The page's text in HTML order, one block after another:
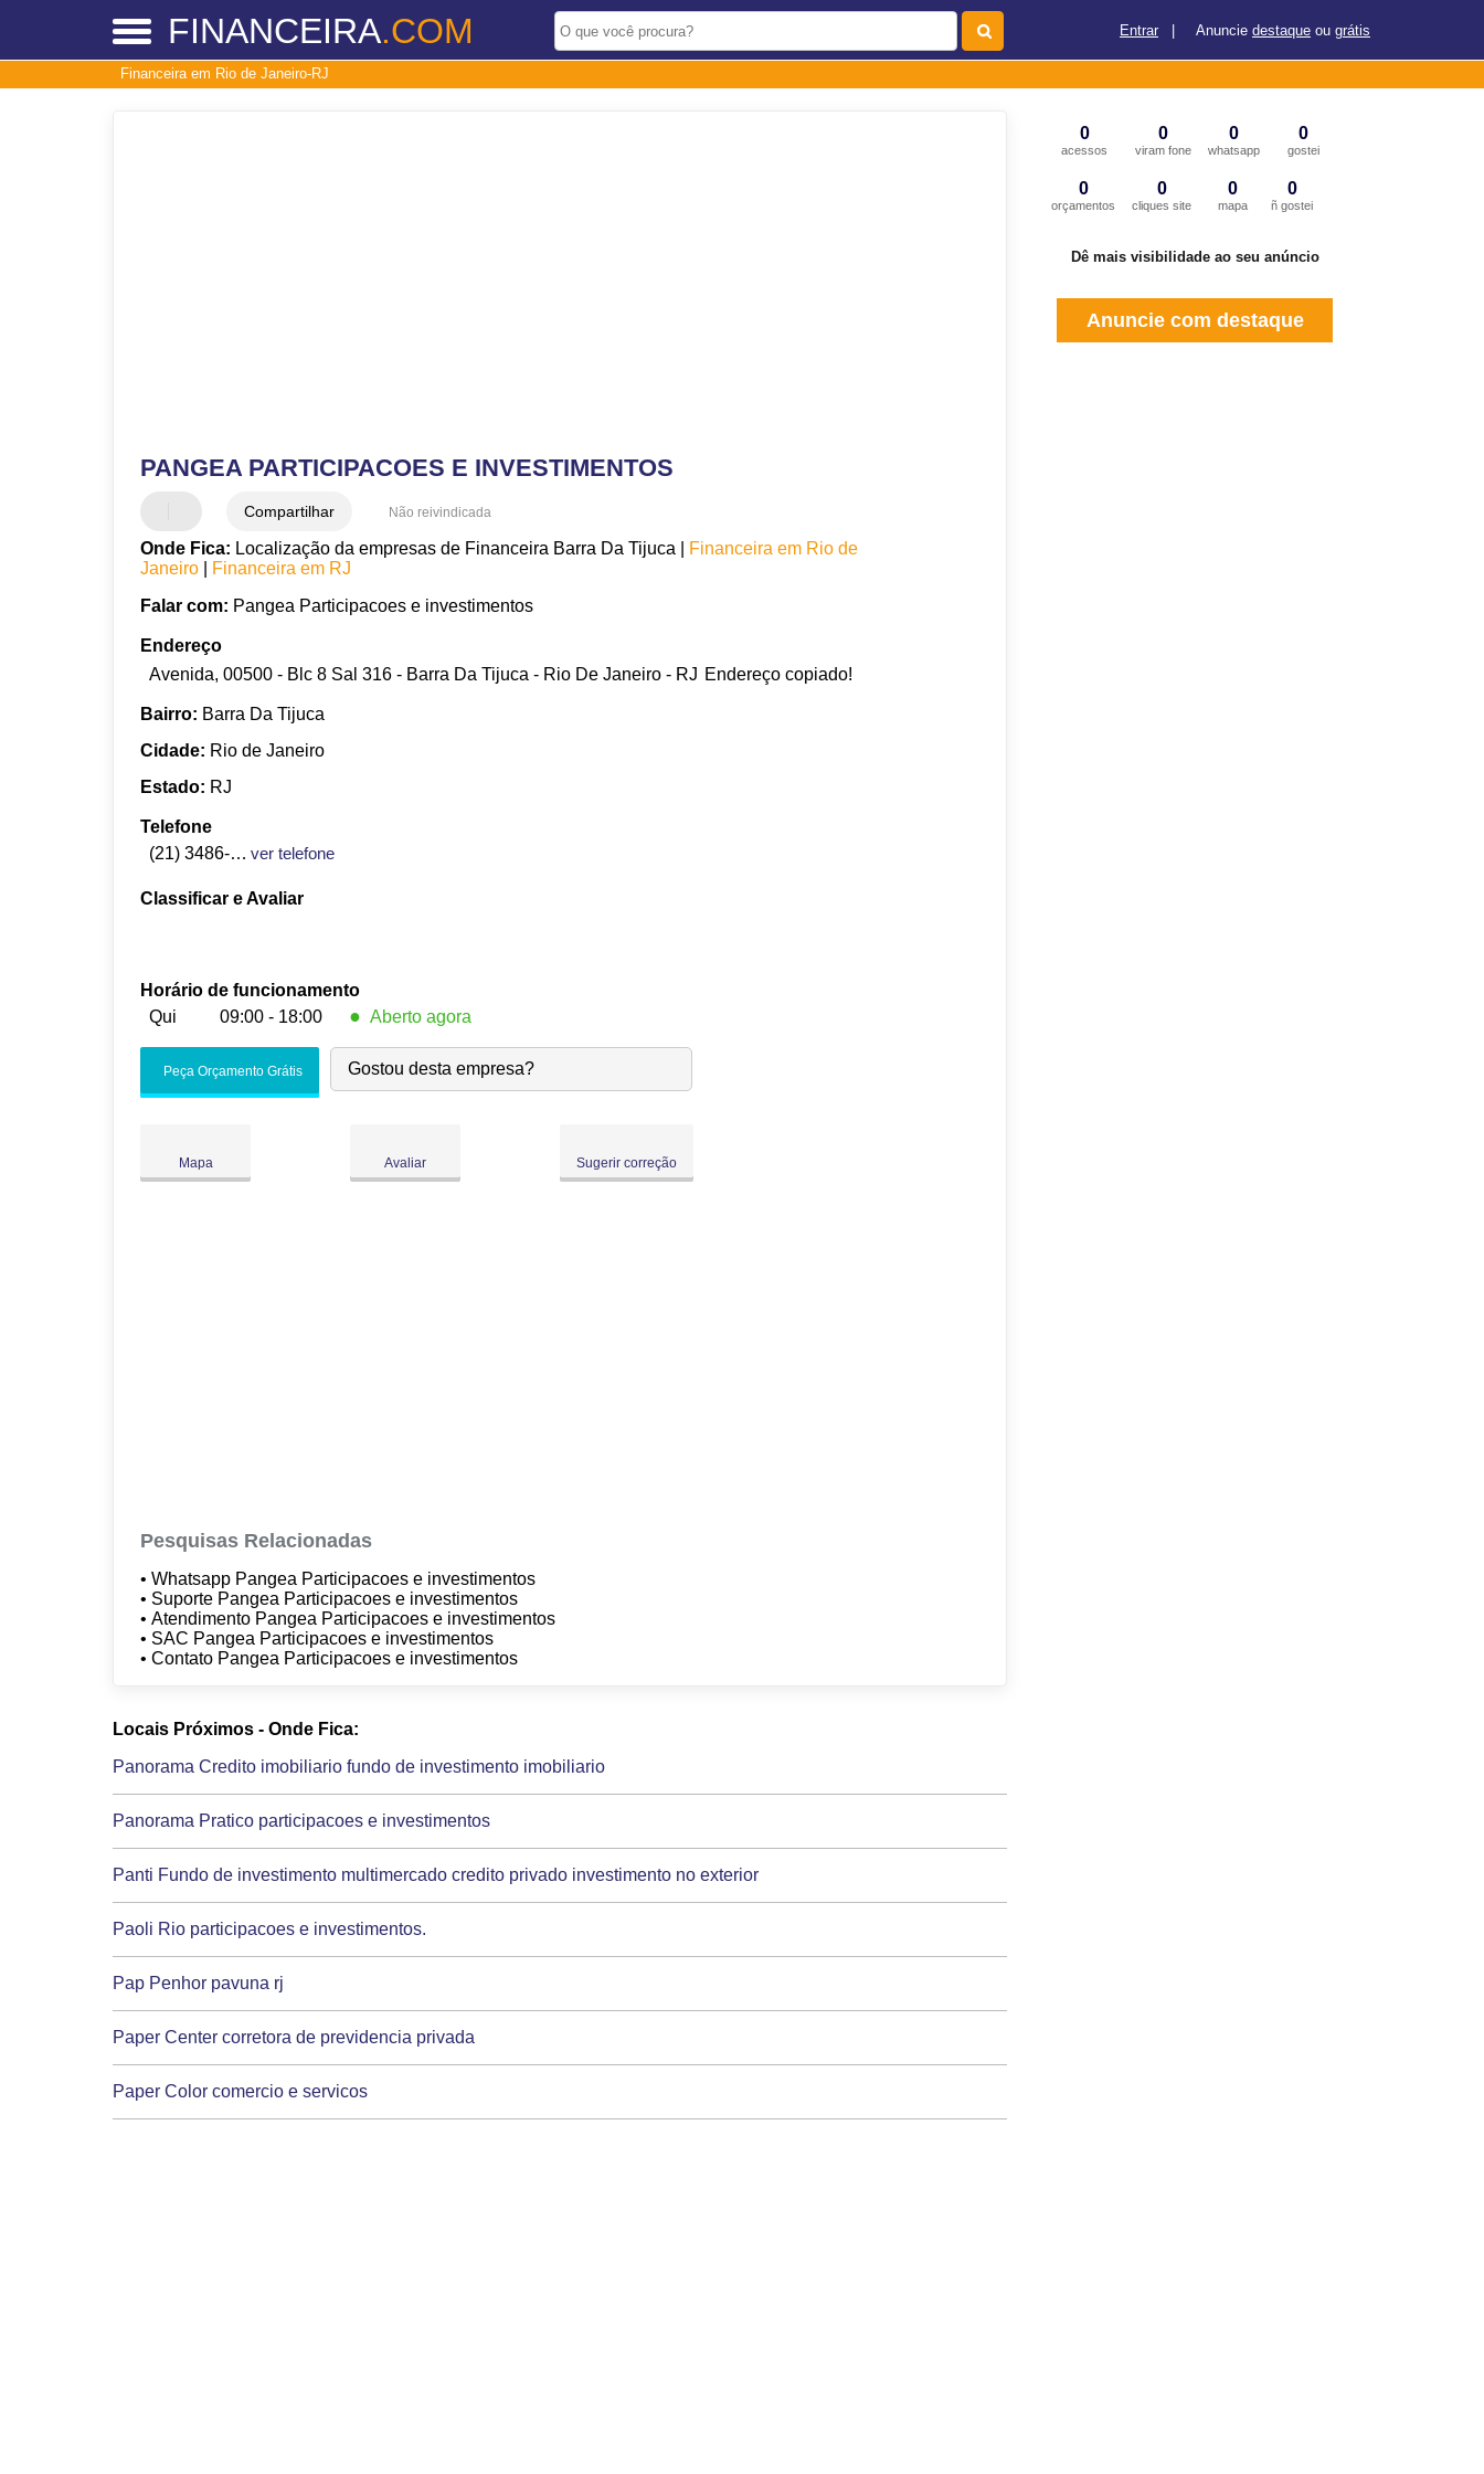
FINANCEIRA.COM Entrar Anuncie destaque ou grátis
Financeira em Rio de Janeiro-RJ
PANGEA PARTICIPACOES E INVESTIMENTOS
Compartilhar Não reivindicada
Onde Fica: Localização da empresas de Financeira Barra Da Tijuca |
Financeira em Rio de
Janeiro
Financeira em RJ
Falar com: Pangea Participacoes e investimentos
Endereço
Avenida, 00500 - Blc 8 Sal 316 - Barra Da Tijuca - Rio De Janeiro - RJ Endereço copiado!
Bairro: Barra Da Tijuca
Cidade: Rio de Janeiro
Estado: RJ
Telefone
(21) 3486-6906
ver telefone
Classificar e Avaliar
Horário de funcionamento
Qui
09:00 - 18:00 ● Aberto agora
Sex:
Peça Orçamento Grátis Gostou desta empresa?
Mapa Avaliar Sugerir correção
Pesquisas Relacionadas
• Whatsapp Pangea Participacoes e investimentos
• Suporte Pangea Participacoes e investimentos
• Atendimento Pangea Participacoes e investimentos
• SAC Pangea Participacoes e investimentos
• Contato Pangea Participacoes e investimentos
Locais Próximos - Onde Fica:
Panorama Credito imobiliario fundo de investimento imobiliario
Panorama Pratico participacoes e investimentos
Panti Fundo de investimento multimercado credito privado investimento no exterior
Paoli Rio participacoes e investimentos.
Pap Penhor pavuna rj
Paper Center corretora de previdencia privada
Paper Color comercio e servicos
0
acessos
0
viram fone
0
whatsapp
0
gostei
0
orçamentos
0
cliques site
0
mapa
0
ñ gostei
Dê mais visibilidade ao seu anúncio
Anuncie com destaque